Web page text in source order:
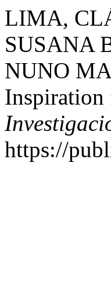
LIMA,
SUSANA
NUNO
https://